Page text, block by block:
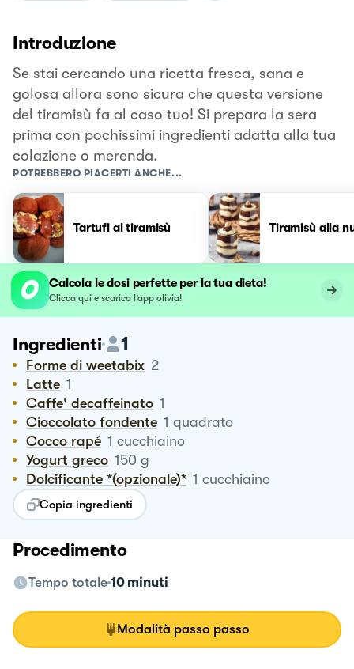
Introduzione
Se stai cercando una ricetta fresca, sana e
golosa allora sono sicura che questa versione
del tiramisù fa al caso tuo! Si prepara la sera
prima con pochissimi ingredienti adatta alla tua
colazione o merenda.
POTREBBERO PIACERTI ANCHE...
Tartufi al tiramisù Tiramisù alla
Calcola le dosi perfette per la tua dieta!
Clicca qui e scarica l’app olivia!
Ingredienti 1
Forme di weetabix 2
Latte 1
Caffe' decaffeinato 1
Cioccolato fondente 1 quadrato
Cocco rapé 1 cucchiaino
Yogurt greco 150 g
Dolcificante *(opzionale)* 1 cucchiaino
Copia ingredienti
Procedimento
Tempo totale 10 minuti
Modalità passo passo